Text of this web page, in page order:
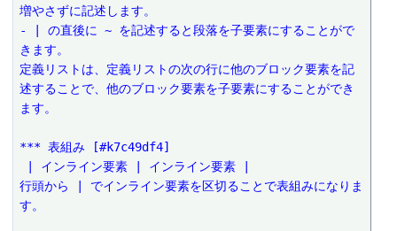
増やさずに記述します。
- | の直後に ~ を記述すると段落を子要素にすることがで
きます。
定義リストは、定義リストの次の行に他のブロック要素を記
述することで、他のブロック要素を子要素にすることができ
ます。
*** 表組み [#k7c49df4]
| インライン要素 | インライン要素 |
行頭から | でインライン要素を区切ることで表組みになりま
す。